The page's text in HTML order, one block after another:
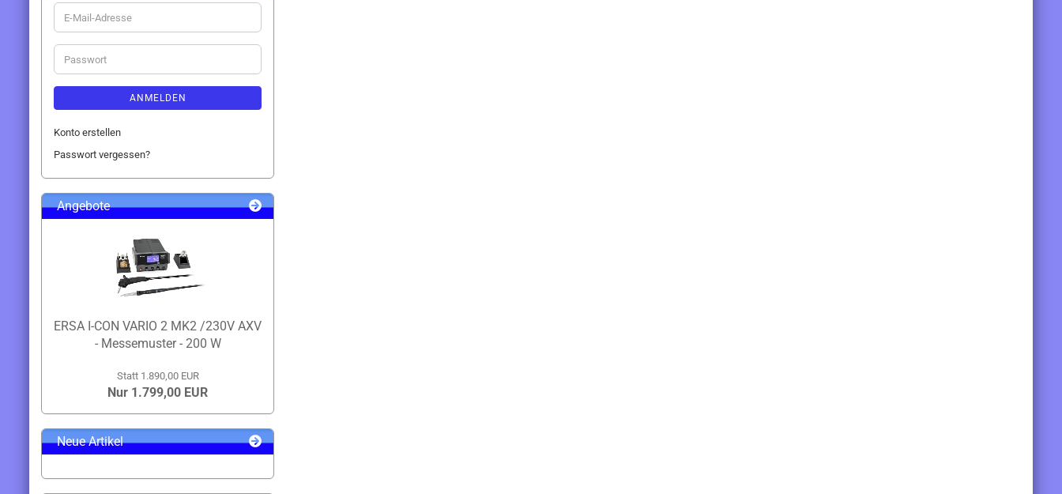
E-
Mail-
Adresse
Passwort
ANMELDEN
Konto erstellen
Passwort vergessen?
Angebote
ERSA I-CON VARIO 2 MK2 /230V AXV
- Messemuster - 200 W
Statt 1.890,00 EUR
Nur 1.799,00 EUR
Neue Artikel